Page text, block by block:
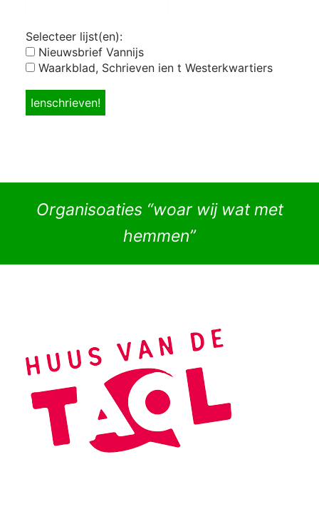
Selecteer lijst(en):
Nieuwsbrief Vannijs
Waarkblad, Schrieven ien t Westerkwartiers
Organisoaties “woar wij wat met
hemmen”